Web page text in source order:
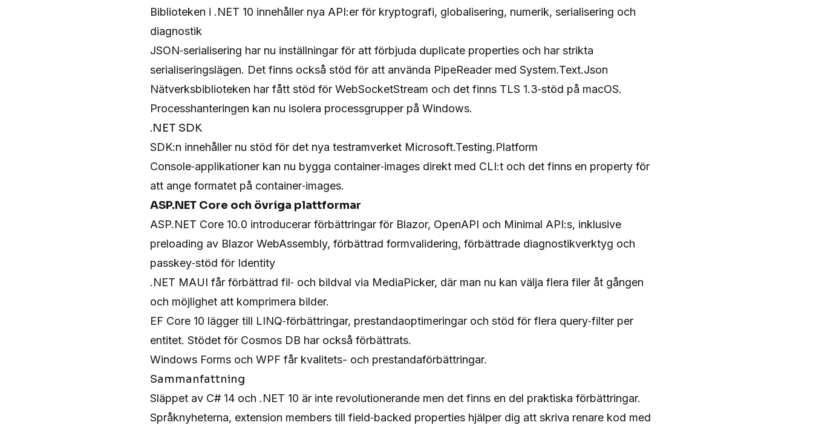
Biblioteken i .NET 10 innehåller nya API:er för kryptografi, globalisering, numerik, serialisering och
diagnostik
JSON‑serialisering har nu inställningar för att förbjuda duplicate properties och har strikta
serialiseringslägen. Det finns också stöd för att använda PipeReader med System.Text.Json
Nätverksbiblioteken har fått stöd för WebSocketStream och det finns TLS 1.3‑stöd på macOS.
Processhanteringen kan nu isolera processgrupper på Windows.
.NET SDK
SDK:n innehåller nu stöd för det nya testramverket Microsoft.Testing.Platform
Console‑applikationer kan nu bygga container‑images direkt med CLI:t och det finns en property för
att ange formatet på container‑images.
ASP.NET Core och övriga plattformar
ASP.NET Core 10.0 introducerar förbättringar för Blazor, OpenAPI och Minimal API:s, inklusive
preloading av Blazor WebAssembly, förbättrad formvalidering, förbättrade diagnostikverktyg och
passkey‑stöd för Identity
.NET MAUI får förbättrad fil‑ och bildval via MediaPicker, där man nu kan välja flera filer åt gången
och möjlighet att komprimera bilder.
EF Core 10 lägger till LINQ‑förbättringar, prestandaoptimeringar och stöd för flera query‑filter per
entitet. Stödet för Cosmos DB har också förbättrats.
Windows Forms och WPF får kvalitets- och prestandaförbättringar.
Sammanfattning
Släppet av C# 14 och .NET 10 är inte revolutionerande men det finns en del praktiska förbättringar.
Språknyheterna, extension members till field‑backed properties hjälper dig att skriva renare kod med